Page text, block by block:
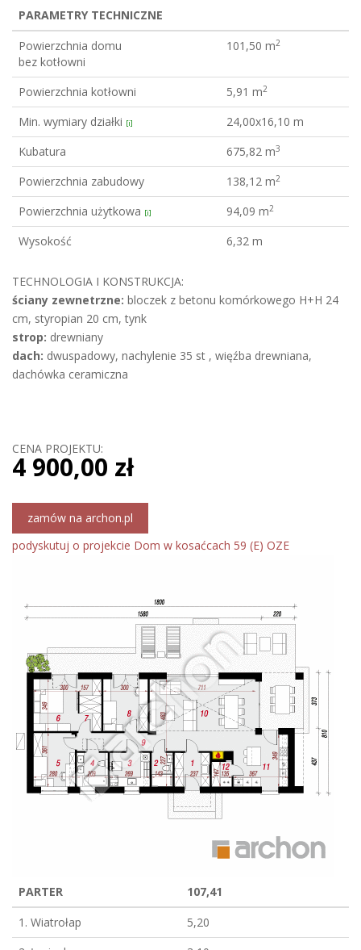
PARAMETRY TECHNICZNE
Powierzchnia domu
bez kotłowni
101,50 m2
Powierzchnia kotłowni 5,91 m2
Min. wymiary działki [i]
24,00x16,10 m
Kubatura
675,82 m3
Powierzchnia zabudowy 138,12 m2
Powierzchnia użytkowa [i] 94,09 m2
Wysokość 6,32 m
TECHNOLOGIA I KONSTRUKCJA:
ściany zewnetrzne: bloczek z betonu komórkowego H+H 24
cm, styropian 20 cm, tynk
strop: drewniany
dach: dwuspadowy, nachylenie 35 st , więźba drewniana,
dachówka ceramiczna
CENA PROJEKTU:
4 900,00 zł
zamów na archon.pl
podyskutuj o projekcie Dom w kosaćcach 59 (E) OZE
PARTER
107,41
1. Wiatrołap
5,20